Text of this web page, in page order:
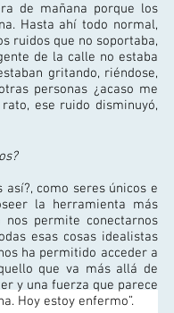
de mañana porque los
Hasta ahí todo normal,
ruidos que no soportaba,
de la calle no estaba
gritando, riéndose,
personas ¿acaso me
ese ruido disminuyó,
así?, como seres únicos e
la herramienta más
nos permite conectarnos
esas cosas idealistas
ha permitido acceder a
que va más allá de
y una fuerza que parece
Hoy estoy enfermo”.